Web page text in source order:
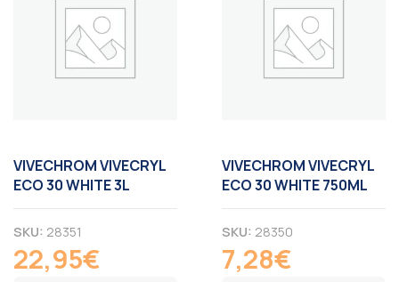
VIVECHROM VIVECRYL
ECO 30 WHITE 3L
SKU: 28351
22,95€
VIVECHROM VIVECRYL
ECO 30 WHITE 750ML
SKU: 28350
7,28€